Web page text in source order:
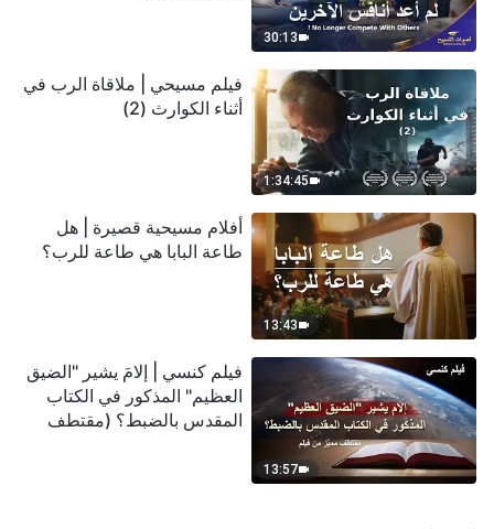
30:13
1:34:45
فيلم مسيحي | ملاقاة الرب في
أثناء الكوارث (2)
13:43
أفلام مسيحية قصيرة | هل
طاعة البابا هي طاعة للرب؟
13:57
فيلم كنسي | إلامَ يشير "الضيق
العظيم" المذكور في الكتاب
المقدس بالضبط؟ (مقتطف